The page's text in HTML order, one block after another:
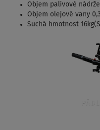
Objem palivové nádrže
Objem olejové vany
Suchá hmotnost